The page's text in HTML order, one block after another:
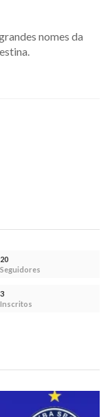
nomes da
20
Seguidores
3
Inscritos